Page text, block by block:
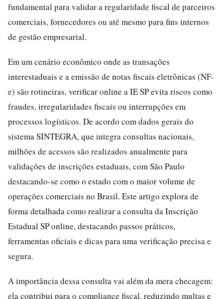
fundamental para validar a regularidade fiscal de parceiros
comerciais, fornecedores ou até mesmo para fins internos
de gestão empresarial.
Em um cenário econômico onde as transações
interestaduais e a emissão de notas fiscais eletrônicas (NF-
e) são rotineiras, verificar online a IE SP evita riscos como
fraudes, irregularidades fiscais ou interrupções em
processos logísticos. De acordo com dados gerais do
sistema SINTEGRA, que integra consultas nacionais,
milhões de acessos são realizados anualmente para
validações de inscrições estaduais, com São Paulo
destacando-se como o estado com o maior volume de
operações comerciais no Brasil. Este artigo explora de
forma detalhada como realizar a consulta da Inscrição
Estadual SP online, destacando passos práticos,
ferramentas oficiais e dicas para uma verificação precisa e
segura.
A importância dessa consulta vai além da mera checagem:
ela contribui para o compliance fiscal, reduzindo multas e